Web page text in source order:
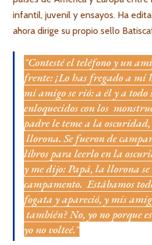
infantil, juvenil y ensayos. Ha
ahora dirige su propio sello
"Contesté el teléfono y un
frente: ¡Lo has fregado a mi
mi amigo se rió: a él y a todo
enloquecidos con los
padre le teme a la oscuridad,
llorona. Se fueron de
libros para leerlo en la
y me dijo: Papá, la llorona
campamento. Estábamos
fogata y apareció, y mis
también? No, yo no porque
yo no volteé."